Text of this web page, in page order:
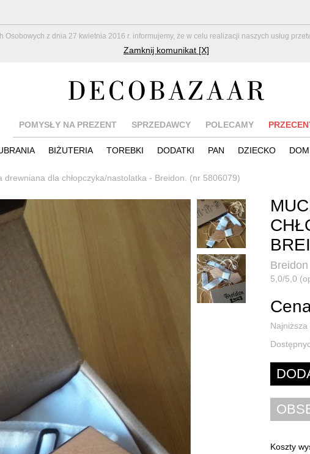
z dnia 27 kwietnia 2016 r. informujemy, że w celu realizacji naszych usług
Zamknij komunikat [X]
POMYSŁY NA PREZENT SPRZEDAWCY POLECAMY
BIŻUTERIA TOREBKI DODATKI PAN DZIECKO DOM
drewniana dla chłopczyka/nastolatka - Breidon. (nr 5806079)
Breidon
5,0/5,0
Najniższa
Koszty